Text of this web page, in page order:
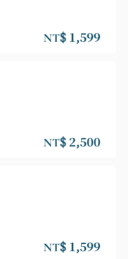
NT$ 1,599
NT$ 2,500
NT$ 1,599